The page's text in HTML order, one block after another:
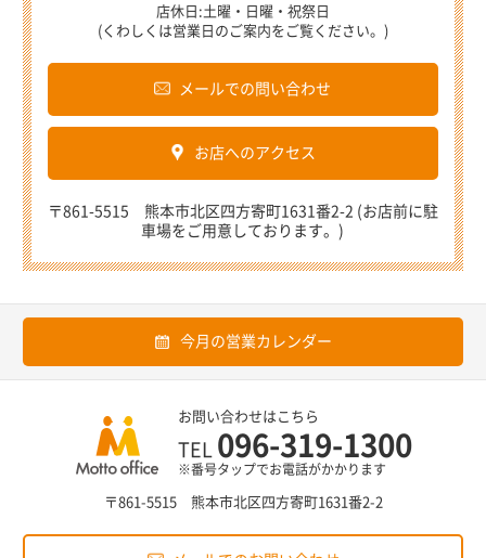
店休日:土曜・日曜・祝祭日
(くわしくは営業日のご案内をご覧ください。)
メールでの問い合わせ
お店へのアクセス
〒861-5515 熊本市北区四方寄町1631番2-2 (お店前に駐
車場をご用意しております。)
今月の営業カレンダー
お問い合わせはこちら
TEL 096-319-1300
※番号タップでお電話がかかります
〒861-5515 熊本市北区四方寄町1631番2-2